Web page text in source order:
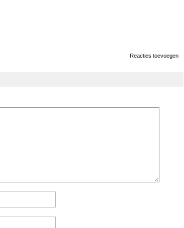
Reacties toevoegen